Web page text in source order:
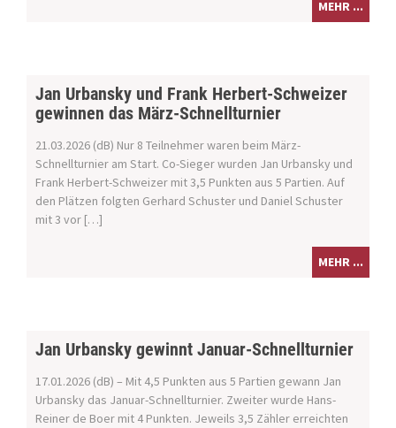
MEHR ...
Jan Urbansky und Frank Herbert-Schweizer
gewinnen das März-Schnellturnier
21.03.2026 (dB) Nur 8 Teilnehmer waren beim März-
Schnellturnier am Start. Co-Sieger wurden Jan Urbansky und
Frank Herbert-Schweizer mit 3,5 Punkten aus 5 Partien. Auf
den Plätzen folgten Gerhard Schuster und Daniel Schuster
mit 3 vor […]
MEHR ...
Jan Urbansky gewinnt Januar-Schnellturnier
17.01.2026 (dB) – Mit 4,5 Punkten aus 5 Partien gewann Jan
Urbansky das Januar-Schnellturnier. Zweiter wurde Hans-
Reiner de Boer mit 4 Punkten. Jeweils 3,5 Zähler erreichten